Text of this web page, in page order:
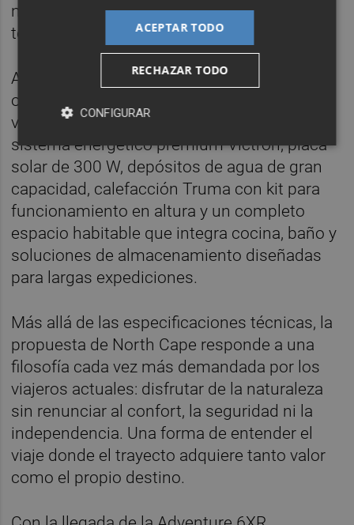
neumáticos todoterreno preparados para
todo tipo de condiciones.
A ello se suma un completo equipamiento
orientado a la autonomía y la vida off-grid. El
vehículo incorpora batería de litio de 300 Ah,
sistema energético premium Victron, placa
solar de 300 W, depósitos de agua de gran
capacidad, calefacción Truma con kit para
funcionamiento en altura y un completo
espacio habitable que integra cocina, baño y
soluciones de almacenamiento diseñadas
para largas expediciones.
Más allá de las especificaciones técnicas, la
propuesta de North Cape responde a una
filosofía cada vez más demandada por los
viajeros actuales: disfrutar de la naturaleza
sin renunciar al confort, la seguridad ni la
independencia. Una forma de entender el
viaje donde el trayecto adquiere tanto valor
como el propio destino.
ACEPTAR TODO
RECHAZAR TODO
CONFIGURAR